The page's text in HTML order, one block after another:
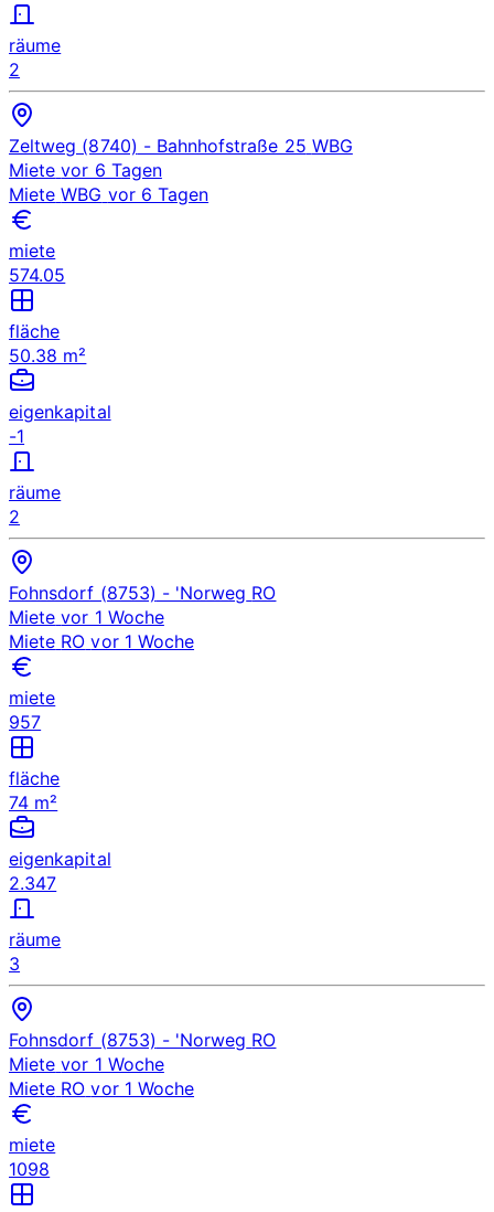
räume
2
Zeltweg (8740) - Bahnhofstraße 25 WBG
Miete vor 6 Tagen
Miete WBG vor 6 Tagen
miete
574.05
fläche
50.38 m²
eigenkapital
-1
räume
2
Fohnsdorf (8753) - 'Norweg RO
Miete vor 1 Woche
Miete RO vor 1 Woche
miete
957
fläche
74 m²
eigenkapital
2.347
räume
3
Fohnsdorf (8753) - 'Norweg RO
Miete vor 1 Woche
Miete RO vor 1 Woche
miete
1098